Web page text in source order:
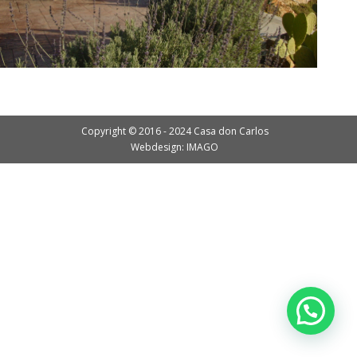
Copyright © 2016 - 2024 Casa don Carlos
Webdesign: IMAGO